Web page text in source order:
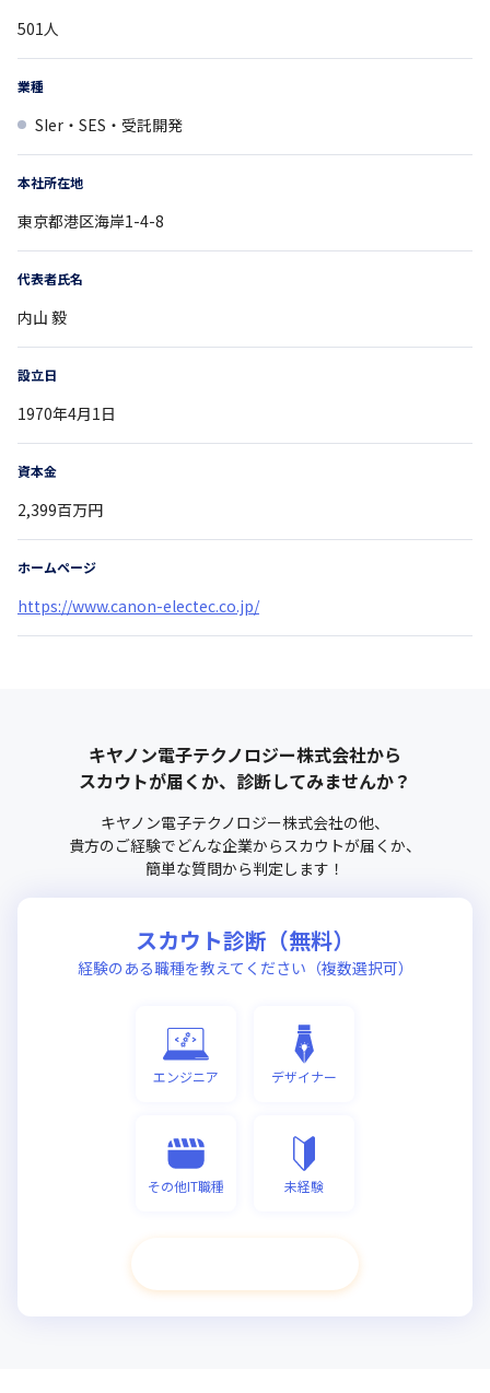
501 人
業種
SIer・SES・受託開発
本社所在地
東京都港区海岸1-4-8
代表者氏名
内山 毅
設立日
1970年4月1日
資本金
2,399百万円
ホームページ
https://www.canon-electec.co.jp/
キヤノン電子テクノロジー株式会社から
スカウトが届くか、診断してみませんか？
キヤノン電子テクノロジー株式会社の他、
貴方のご経験でどんな企業からスカウトが届くか、
簡単な質問から判定します！
スカウト診断（無料）
経験のある職種を教えてください（複数選択可）
エンジニア デザイナー
その他IT職種 未経験